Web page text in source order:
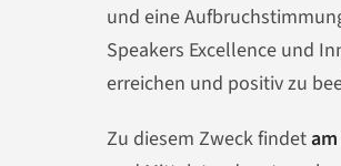
und eine
Speakers Excellence und
erreichen und positiv zu
Zu diesem Zweck findet